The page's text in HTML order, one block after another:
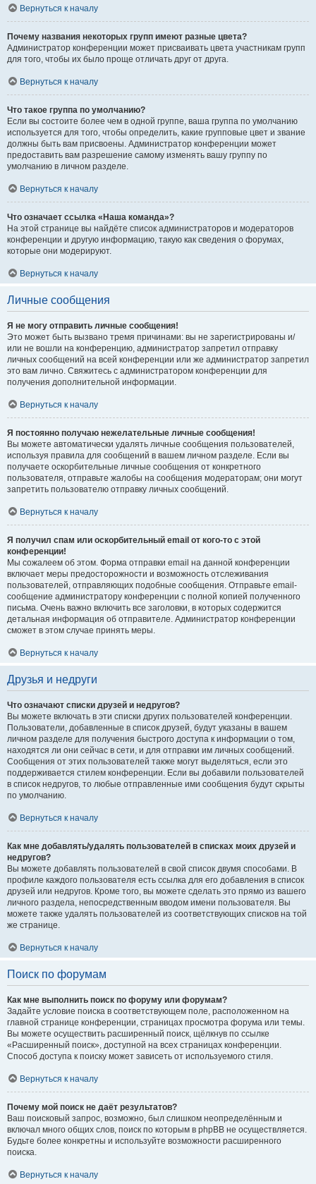
Вернуться к началу
Почему названия некоторых групп имеют разные цвета?
Администратор конференции может присваивать цвета участникам групп
для того, чтобы их было проще отличать друг от друга.
Вернуться к началу
Что такое группа по умолчанию?
Если вы состоите более чем в одной группе, ваша группа по умолчанию
используется для того, чтобы определить, какие групповые цвет и звание
должны быть вам присвоены. Администратор конференции может
предоставить вам разрешение самому изменять вашу группу по
умолчанию в личном разделе.
Вернуться к началу
Что означает ссылка «Наша команда»?
На этой странице вы найдёте список администраторов и модераторов
конференции и другую информацию, такую как сведения о форумах,
которые они модерируют.
Вернуться к началу
Личные сообщения
Я не могу отправить личные сообщения!
Это может быть вызвано тремя причинами: вы не зарегистрированы и/
или не вошли на конференцию, администратор запретил отправку
личных сообщений на всей конференции или же администратор запретил
это вам лично. Свяжитесь с администратором конференции для
получения дополнительной информации.
Вернуться к началу
Я постоянно получаю нежелательные личные сообщения!
Вы можете автоматически удалять личные сообщения пользователей,
используя правила для сообщений в вашем личном разделе. Если вы
получаете оскорбительные личные сообщения от конкретного
пользователя, отправьте жалобы на сообщения модераторам; они могут
запретить пользователю отправку личных сообщений.
Вернуться к началу
Я получил спам или оскорбительный email от кого-то с этой
конференции!
Мы сожалеем об этом. Форма отправки email на данной конференции
включает меры предосторожности и возможность отслеживания
пользователей, отправляющих подобные сообщения. Отправьте email-
сообщение администратору конференции с полной копией полученного
письма. Очень важно включить все заголовки, в которых содержится
детальная информация об отправителе. Администратор конференции
сможет в этом случае принять меры.
Вернуться к началу
Друзья и недруги
Что означают списки друзей и недругов?
Вы можете включать в эти списки других пользователей конференции.
Пользователи, добавленные в список друзей, будут указаны в вашем
личном разделе для получения быстрого доступа к информации о том,
находятся ли они сейчас в сети, и для отправки им личных сообщений.
Сообщения от этих пользователей также могут выделяться, если это
поддерживается стилем конференции. Если вы добавили пользователей
в список недругов, то любые отправленные ими сообщения будут скрыты
по умолчанию.
Вернуться к началу
Как мне добавлять/удалять пользователей в списках моих друзей и
недругов?
Вы можете добавлять пользователей в свой список двумя способами. В
профиле каждого пользователя есть ссылка для его добавления в список
друзей или недругов. Кроме того, вы можете сделать это прямо из вашего
личного раздела, непосредственным вводом имени пользователя. Вы
можете также удалять пользователей из соответствующих списков на той
же странице.
Вернуться к началу
Поиск по форумам
Как мне выполнить поиск по форуму или форумам?
Задайте условие поиска в соответствующем поле, расположенном на
главной странице конференции, страницах просмотра форума или темы.
Вы можете осуществить расширенный поиск, щёлкнув по ссылке
«Расширенный поиск», доступной на всех страницах конференции.
Способ доступа к поиску может зависеть от используемого стиля.
Вернуться к началу
Почему мой поиск не даёт результатов?
Ваш поисковый запрос, возможно, был слишком неопределённым и
включал много общих слов, поиск по которым в phpBB не осуществляется.
Будьте более конкретны и используйте возможности расширенного
поиска.
Вернуться к началу